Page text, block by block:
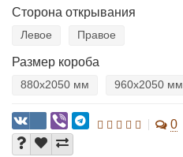
Сторона открывания
Левое Правое
Размер короба
880х2050 мм 960х2050 мм
0